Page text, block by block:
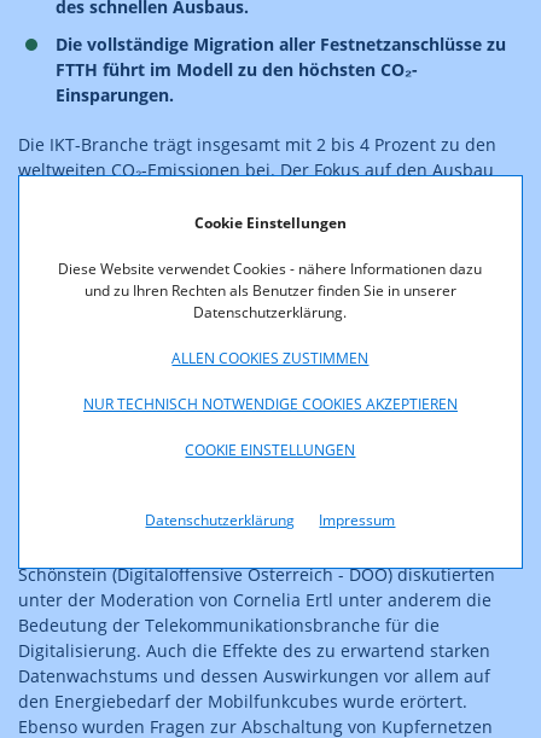
Cookie Einstellungen
Diese Website verwendet Cookies - nähere Informationen dazu
und zu Ihren Rechten als Benutzer finden Sie in unserer
Datenschutzerklärung.
ALLEN COOKIES ZUSTIMMEN
NUR TECHNISCH NOTWENDIGE COOKIES AKZEPTIEREN
COOKIE EINSTELLUNGEN
Datenschutzerklärung Impressum
des schnellen Ausbaus.
Die vollständige Migration aller Festnetzanschlüsse zu
FTTH führt im Modell zu den höchsten CO₂-
Einsparungen.
Die IKT-Branche trägt insgesamt mit 2 bis 4 Prozent zu den
weltweiten CO₂-Emissionen bei. Der Fokus auf den Ausbau
Schritt, um den ökologischen Fußabdruck der IKT zu
Informations- und Kommunikationstechnologien helfen
können, zur Emissionsreduktion in anderen Sektoren
beizutragen. Auch wenn Mehraufwände hier Einsparungen in
anderen Bereichen unserer Gesellschaft ermöglichen können,
sollten sie dennoch so energiesparsam und -effizient wie
möglich gehalten werden.
Dieses Spannungsfeld war auch eines der Themen der
Igor Brusic (Open Fiber Austria - OFAA), Werner Neubauer
Schönstein (Digitaloffensive Österreich - DOÖ) diskutierten
unter der Moderation von Cornelia Ertl unter anderem die
Bedeutung der Telekommunikationsbranche für die
Digitalisierung. Auch die Effekte des zu erwartend starken
Datenwachstums und dessen Auswirkungen vor allem auf
den Energiebedarf der Mobilfunkcubes wurde erörtert.
Ebenso wurden Fragen zur Abschaltung von Kupfernetzen